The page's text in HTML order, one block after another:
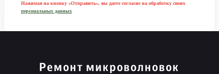
Нажимая на кнопку «Отправить», вы даете согласие на обработку своих
персональных данных
Ремонт микроволновок